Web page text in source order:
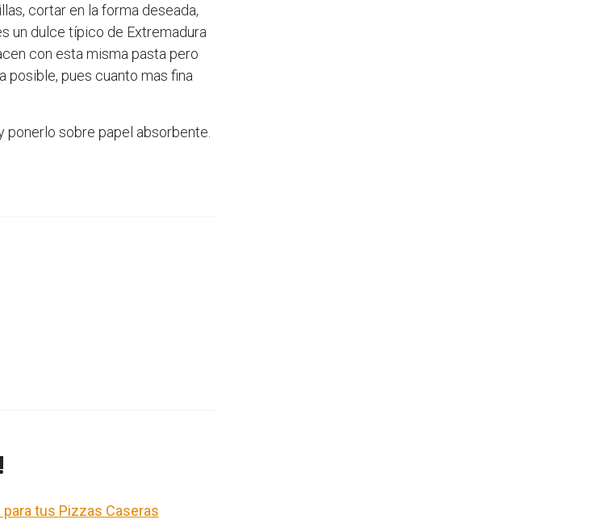
cortar en la forma deseada,
un dulce típico de Extremadura
con esta misma pasta pero
posible, pues cuanto mas fina
ponerlo sobre papel absorbente.
tus Pizzas Caseras